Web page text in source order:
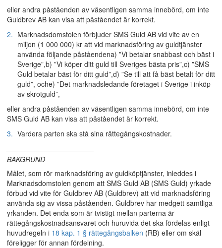
eller andra påståenden av väsentligen samma innebörd, om inte
Guldbrev AB kan visa att påståendet är korrekt.
2. Marknadsdomstolen förbjuder SMS Guld AB vid vite av en
miljon (1 000 000) kr att vid marknadsföring av guldtjänster
använda följande påståendena) ”Vi betalar snabbast och bäst i
Sverige”,b) ”Vi köper ditt guld till Sveriges bästa pris”,c) ”SMS
Guld betalar bäst för ditt guld”,d) ”Se till att få bäst betalt för ditt
guld”, oche) ”Det marknadsledande företaget i Sverige i inköp
av skrotguld”,
eller andra påståenden av väsentligen samma innebörd, om inte
SMS Guld AB kan visa att påståendet är korrekt.
3. Vardera parten ska stå sina rättegångskostnader.
BAKGRUND
Målet, som rör marknadsföring av guldköptjänster, inleddes i
Marknadsdomstolen genom att SMS Guld AB (SMS Guld) yrkade
förbud vid vite för Guldbrev AB (Guldbrev) att vid marknadsföring
använda sig av vissa påståenden. Guldbrev har medgett samtliga
yrkanden. Det enda som är tvistigt mellan parterna är
rättegångskostnadsansvaret och huruvida det ska fördelas enligt
huvudregeln i 18 kap. 1 § rättegångsbalken (RB) eller om skäl
föreligger för annan fördelning.